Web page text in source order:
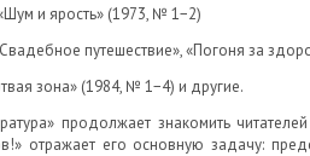
и ярость» (1973, № 1−2)
путешествие», «Погоня за
зона» (1984, № 1−4) и другие.
продолжает знакомить
отражает его основную задачу: